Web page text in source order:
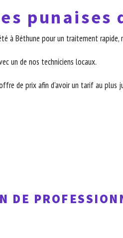
punaises
à Béthune pour un traitement rapide,
un de nos techniciens locaux.
de prix afin d'avoir un tarif au plus
DE